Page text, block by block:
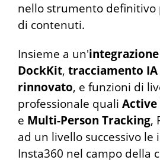
nello strumento definitivo
di contenuti.
Insieme a un'
DockKit, tracciamento IA
rinnovato, e funzioni di
professionale quali Active
e Multi-Person Tracking,
ad un livello successivo le
Insta360 nel campo della